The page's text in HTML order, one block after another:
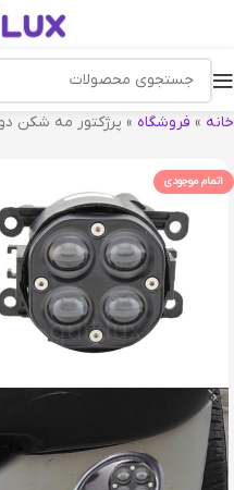
خانه » فروشگاه » پرژکتور مه شکن دورنگ
اتمام موجودی